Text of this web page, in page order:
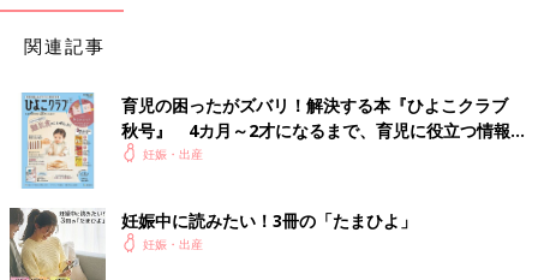
関連記事
育児の困ったがズバリ！解決する本『ひよこクラブ
秋号』 4カ月～2才になるまで、育児に役立つ情報が
いっぱい！
妊娠・出産
妊娠中に読みたい！3冊の「たまひよ」
妊娠・出産